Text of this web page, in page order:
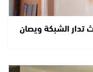
تدار الشبكة ويصان